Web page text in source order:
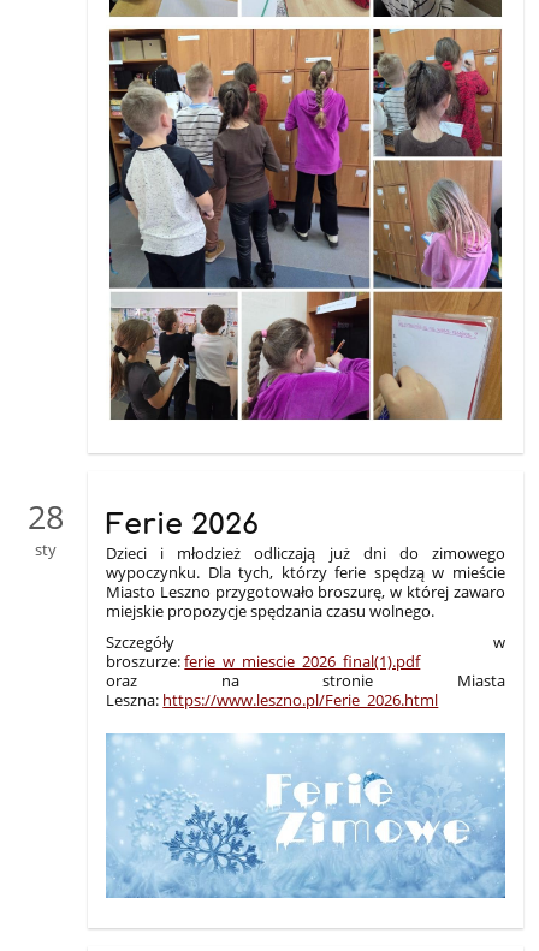
28
sty
Ferie 2026
Dzieci i młodzież odliczają już dni do zimowego
wypoczynku. Dla tych, którzy ferie spędzą w mieście
Miasto Leszno przygotowało broszurę, w której zawaro
miejskie propozycje spędzania czasu wolnego.
Szczegóły w
broszurze:ferie_w_miescie_2026_final(1).pdf
oraz na stronie Miasta
Leszna: https://www.leszno.pl/Ferie_2026.html